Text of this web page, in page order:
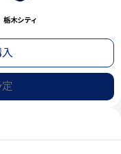
栃木シティ